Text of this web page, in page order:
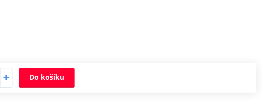
Do košíku